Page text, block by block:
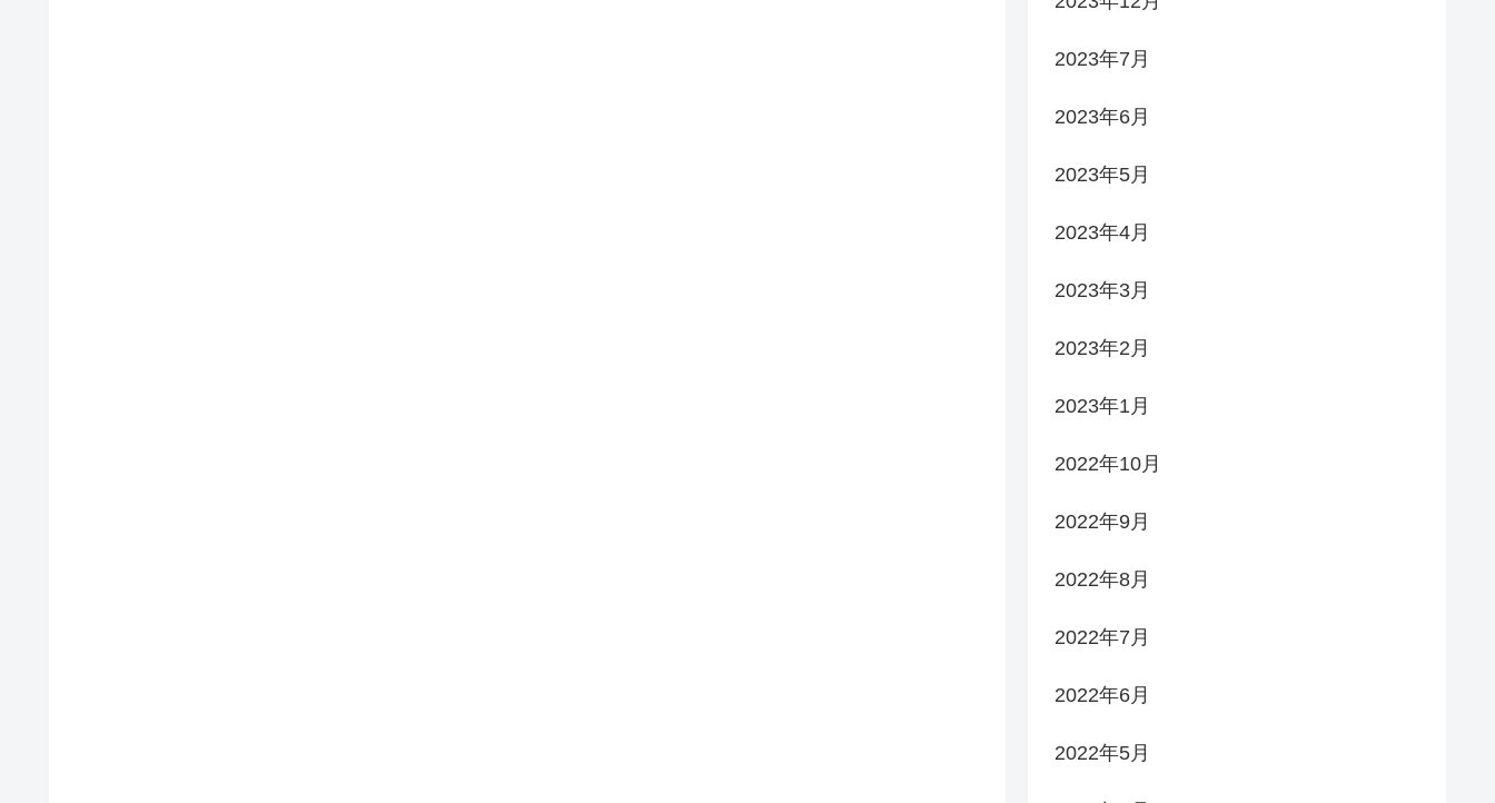
2023年7月
2023年6月
2023年5月
2023年4月
2023年3月
2023年2月
2023年1月
2022年10月
2022年9月
2022年8月
2022年7月
2022年6月
2022年5月